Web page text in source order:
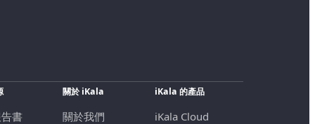
書
關於 iKala
關於我們
iKala 的產品
iKala Cloud